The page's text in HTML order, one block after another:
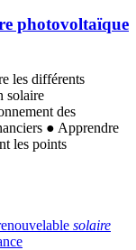
photovoltaïque
les différents
solaire
des
● Apprendre
les points
solaire